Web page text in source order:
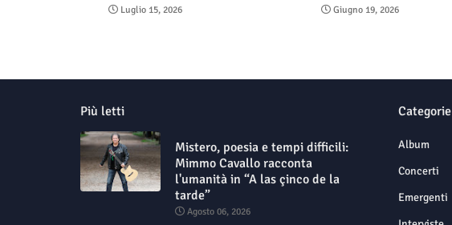
Luglio 15, 2026 Giugno 19, 2026
Più letti
Mistero, poesia e tempi difficili:
Mimmo Cavallo racconta
l'umanità in “A las çinco de la
tarde”
Agosto 06, 2026
Categorie
Album
Concerti
Emergenti